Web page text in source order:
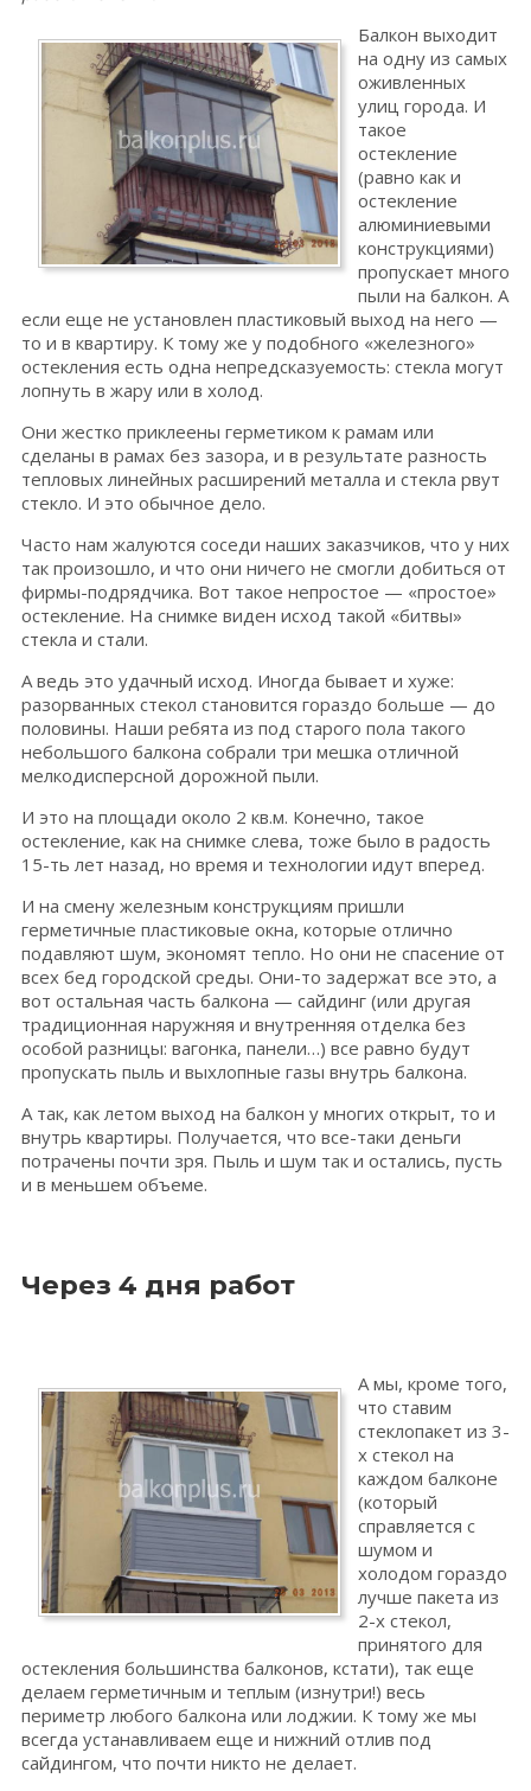
Балкон выходит
на одну из самых
оживленных
улиц города. И
такое
остекление
(равно как и
остекление
алюминиевыми
конструкциями)
пропускает много
пыли на балкон. А
если еще не установлен пластиковый выход на него —
то и в квартиру. К тому же у подобного «железного»
остекления есть одна непредсказуемость: стекла могут
лопнуть в жару или в холод.
Они жестко приклеены герметиком к рамам или
сделаны в рамах без зазора, и в результате разность
тепловых линейных расширений металла и стекла рвут
стекло. И это обычное дело.
Часто нам жалуются соседи наших заказчиков, что у них
так произошло, и что они ничего не смогли добиться от
фирмы-подрядчика. Вот такое непростое — «простое»
остекление. На снимке виден исход такой «битвы»
стекла и стали.
А ведь это удачный исход. Иногда бывает и хуже:
разорванных стекол становится гораздо больше — до
половины. Наши ребята из под старого пола такого
небольшого балкона собрали три мешка отличной
мелкодисперсной дорожной пыли.
И это на площади около 2 кв.м. Конечно, такое
остекление, как на снимке слева, тоже было в радость
15-ть лет назад, но время и технологии идут вперед.
И на смену железным конструкциям пришли
герметичные пластиковые окна, которые отлично
подавляют шум, экономят тепло. Но они не спасение от
всех бед городской среды. Они-то задержат все это, а
вот остальная часть балкона — сайдинг (или другая
традиционная наружняя и внутренняя отделка без
особой разницы: вагонка, панели…) все равно будут
пропускать пыль и выхлопные газы внутрь балкона.
А так, как летом выход на балкон у многих открыт, то и
внутрь квартиры. Получается, что все-таки деньги
потрачены почти зря. Пыль и шум так и остались, пусть
и в меньшем объеме.
Через 4 дня работ
А мы, кроме того,
что ставим
стеклопакет из 3-
х стекол на
каждом балконе
(который
справляется с
шумом и
холодом гораздо
лучше пакета из
2-х стекол,
принятого для
остекления большинства балконов, кстати), так еще
делаем герметичным и теплым (изнутри!) весь
периметр любого балкона или лоджии. К тому же мы
всегда устанавливаем еще и нижний отлив под
сайдингом, что почти никто не делает.